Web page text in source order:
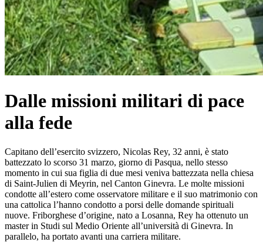
Dalle missioni militari di pace
alla fede
Capitano dell’esercito svizzero, Nicolas Rey, 32 anni, è stato
battezzato lo scorso 31 marzo, giorno di Pasqua, nello stesso
momento in cui sua figlia di due mesi veniva battezzata nella chiesa
di Saint-Julien di Meyrin, nel Canton Ginevra. Le molte missioni
condotte all’estero come osservatore militare e il suo matrimonio con
una cattolica l’hanno condotto a porsi delle domande spirituali
nuove. Friborghese d’origine, nato a Losanna, Rey ha ottenuto un
master in Studi sul Medio Oriente all’università di Ginevra. In
parallelo, ha portato avanti una carriera militare.